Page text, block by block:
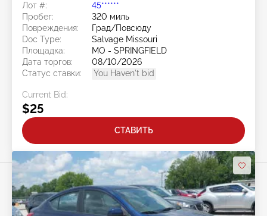
Лот #:
45******
Пробег:
320 миль
Повреждения:
Град/Повсюду
Doc Type:
Salvage Missouri
Площадка:
MO - SPRINGFIELD
Дата торгов:
08/10/2026
Статус ставки:
You Haven't bid
Current Bid:
$25
СТАВИТЬ